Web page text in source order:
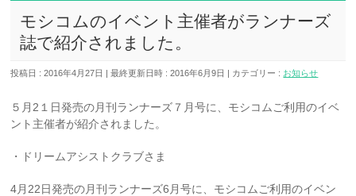
モシコムのイベント主催者がランナーズ
誌で紹介されました。
投稿日 : 2016年4月27日 最終更新日時 : 2016年6月9日 カテゴリー : お知らせ
５月2１日発売の月刊ランナーズ７月号に、モシコムご利用のイベ
ント主催者が紹介されました。
・ドリームアシストクラブさま
4月22日発売の月刊ランナーズ6月号に、モシコムご利用のイベン